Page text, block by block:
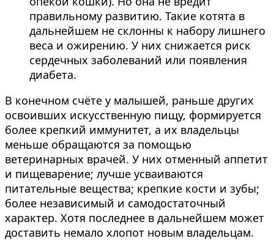
правильному развитию. Такие котята в
дальнейшем не склонны к набору лишнего
веса и ожирению. У них снижается риск
сердечных заболеваний или появления
диабета.
В конечном счёте у малышей, раньше других
освоивших искусственную пищу, формируется
более крепкий иммунитет, а их владельцы
меньше обращаются за помощью
ветеринарных врачей. У них отменный аппетит
и пищеварение; лучше усваиваются
питательные вещества; крепкие кости и зубы;
более независимый и самодостаточный
характер. Хотя последнее в дальнейшем может
доставить немало хлопот новым владельцам.